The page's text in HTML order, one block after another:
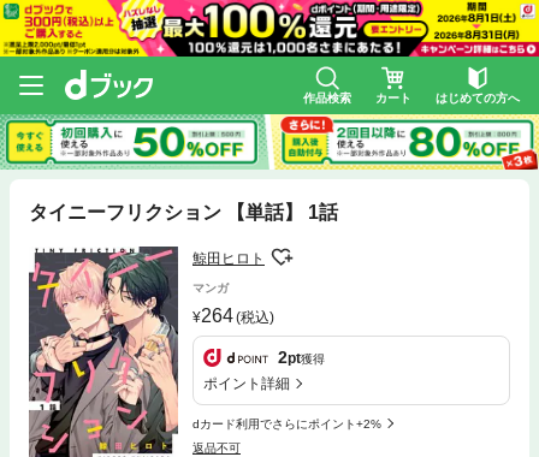
作品検索 カート はじめての方へ
タイニーフリクション 【単話】 1話
鯨田ヒロト
マンガ
264(税込)
2pt獲得
ポイント詳細
dカード利用でさらにポイント+2%
返品不可